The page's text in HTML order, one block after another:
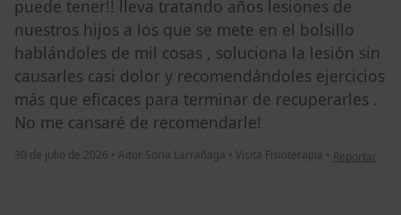
puede tener!! lleva tratando años lesiones de
nuestros hijos a los que se mete en el bolsillo
hablándoles de mil cosas , soluciona la lesión sin
causarles casi dolor y recomendándoles ejercicios
más que eficaces para terminar de recuperarles .
No me cansaré de recomendarle!
30 de julio de 2026 • Aitor Soria Larrañaga • Visita Fisioterapia • en opinión
Reportar